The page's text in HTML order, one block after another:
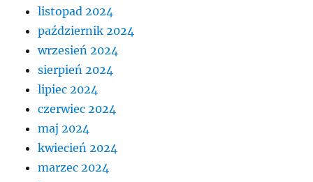
listopad 2024
październik 2024
wrzesień 2024
sierpień 2024
lipiec 2024
czerwiec 2024
maj 2024
kwiecień 2024
marzec 2024